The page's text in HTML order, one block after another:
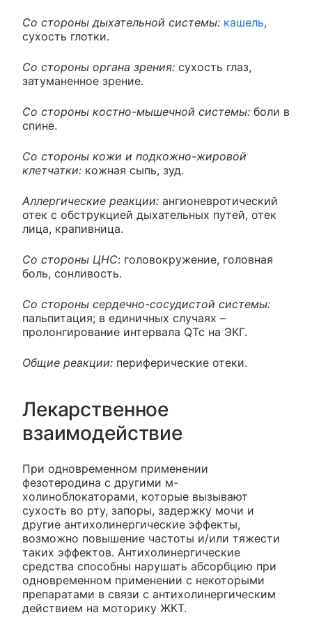
Со стороны дыхательной системы: кашель,
сухость глотки.
Со стороны органа зрения: сухость глаз,
затуманенное зрение.
Со стороны костно-мышечной системы: боли в
спине.
Со стороны кожи и подкожно-жировой
клетчатки: кожная сыпь, зуд.
Аллергические реакции: ангионевротический
отек с обструкцией дыхательных путей, отек
лица, крапивница.
Со стороны ЦНС: головокружение, головная
боль, сонливость.
Со стороны сердечно-сосудистой системы:
пальпитация; в единичных случаях –
пролонгирование интервала QTc на ЭКГ.
Общие реакции: периферические отеки.
Лекарственное
взаимодействие
При одновременном применении
фезотеродина с другими м-
холиноблокаторами, которые вызывают
сухость во рту, запоры, задержку мочи и
другие антихолинергические эффекты,
возможно повышение частоты и/или тяжести
таких эффектов. Антихолинергические
средства способны нарушать абсорбцию при
одновременном применении с некоторыми
препаратами в связи с антихолинергическим
действием на моторику ЖКТ.